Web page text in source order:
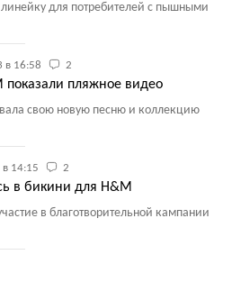
для потребителей с пышными
в 16:58 2
показали пляжное видео
свою новую песню и коллекцию
14:15 2
в бикини для H&M
в благотворительной кампании